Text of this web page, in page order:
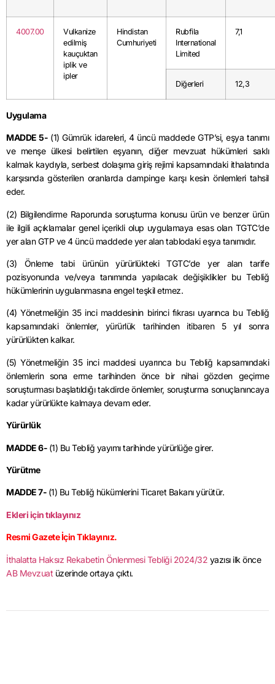
4007.00
Vulkanize
edilmiş
kauçuktan
iplik ve
ipler
Hindistan
Cumhuriyeti
Rubfila
International
Limited
7,1
Diğerleri 12,3
Uygulama
MADDE 5- (1) Gümrük idareleri, 4 üncü maddede GTP’si, eşya tanımı
ve menşe ülkesi belirtilen eşyanın, diğer mevzuat hükümleri saklı
kalmak kaydıyla, serbest dolaşıma giriş rejimi kapsamındaki ithalatında
karşısında gösterilen oranlarda dampinge karşı kesin önlemleri tahsil
eder.
(2) Bilgilendirme Raporunda soruşturma konusu ürün ve benzer ürün
ile ilgili açıklamalar genel içerikli olup uygulamaya esas olan TGTC’de
yer alan GTP ve 4 üncü maddede yer alan tablodaki eşya tanımıdır.
(3) Önleme tabi ürünün yürürlükteki TGTC’de yer alan tarife
pozisyonunda ve/veya tanımında yapılacak değişiklikler bu Tebliğ
hükümlerinin uygulanmasına engel teşkil etmez.
(4) Yönetmeliğin 35 inci maddesinin birinci fıkrası uyarınca bu Tebliğ
kapsamındaki önlemler, yürürlük tarihinden itibaren 5 yıl sonra
yürürlükten kalkar.
(5) Yönetmeliğin 35 inci maddesi uyarınca bu Tebliğ kapsamındaki
önlemlerin sona erme tarihinden önce bir nihai gözden geçirme
soruşturması başlatıldığı takdirde önlemler, soruşturma sonuçlanıncaya
kadar yürürlükte kalmaya devam eder.
Yürürlük
MADDE 6- (1) Bu Tebliğ yayımı tarihinde yürürlüğe girer.
Yürütme
MADDE 7- (1) Bu Tebliğ hükümlerini Ticaret Bakanı yürütür.
Ekleri için tıklayınız
Resmi Gazete İçin Tıklayınız.
İthalatta Haksız Rekabetin Önlenmesi Tebliği 2024/32 yazısı ilk önce
AB Mevzuat üzerinde ortaya çıktı.